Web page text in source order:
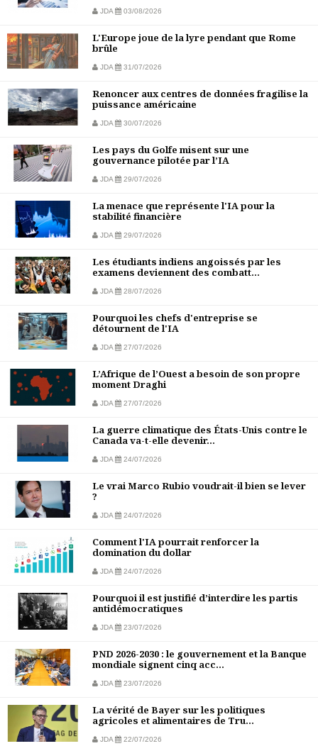
JDA 03/08/2026
L'Europe joue de la lyre pendant que Rome
brûle
JDA 31/07/2026
Renoncer aux centres de données fragilise la
puissance américaine
JDA 30/07/2026
Les pays du Golfe misent sur une
gouvernance pilotée par l’IA
JDA 29/07/2026
La menace que représente l'IA pour la
stabilité financière
JDA 29/07/2026
Les étudiants indiens angoissés par les
examens deviennent des combatt...
JDA 28/07/2026
Pourquoi les chefs d'entreprise se
détournent de l'IA
JDA 27/07/2026
L’Afrique de l’Ouest a besoin de son propre
moment Draghi
JDA 27/07/2026
La guerre climatique des États-Unis contre le
Canada va-t-elle devenir...
JDA 24/07/2026
Le vrai Marco Rubio voudrait-il bien se lever
?
JDA 24/07/2026
Comment l'IA pourrait renforcer la
domination du dollar
JDA 24/07/2026
Pourquoi il est justifié d’interdire les partis
antidémocratiques
JDA 23/07/2026
PND 2026-2030 : le gouvernement et la Banque
mondiale signent cinq acc...
JDA 23/07/2026
La vérité de Bayer sur les politiques
agricoles et alimentaires de Tru...
JDA 22/07/2026